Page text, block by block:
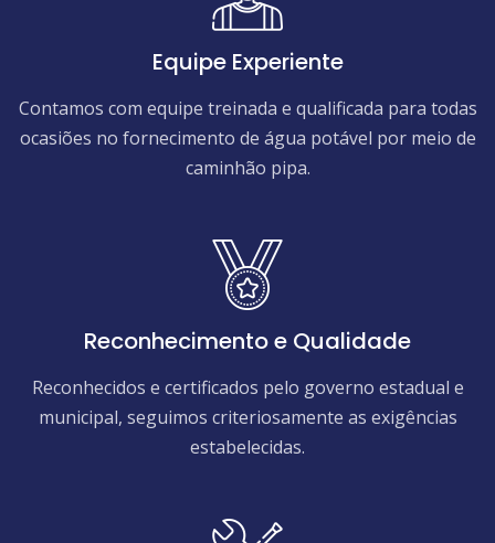
Equipe Experiente
Contamos com equipe treinada e qualificada para todas
ocasiões no fornecimento de água potável por meio de
caminhão pipa.
Reconhecimento e Qualidade
Reconhecidos e certificados pelo governo estadual e
municipal, seguimos criteriosamente as exigências
estabelecidas.